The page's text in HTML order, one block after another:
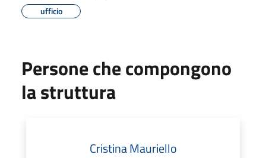
ufficio
Persone che compongono
la struttura
Cristina Mauriello